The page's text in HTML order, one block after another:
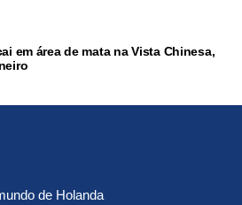
em área de mata na Vista Chinesa,
de Holanda